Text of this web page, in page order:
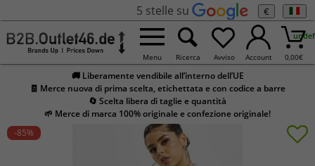
5 stelle su €
Menu Ricerca Avviso Account 0,00€
🚚 Liberamente vendibile all’interno dell’UE
🧾 Merce nuova di prima scelta, etichettata e con codice a barre
🔄 Scelta libera di taglie e quantità
🌱 Merce di marca 100% originale e confezione originale!
-85%